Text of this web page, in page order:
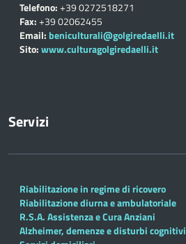
Telefono:+39 0272518271
Fax:+39 02062455
Email: beniculturali@golgiredaelli.it
Sito:www.culturagolgiredaelli.it
Servizi
Riabilitazione in regime di ricovero
Riabilitazione diurna e ambulatoriale
R.S.A. Assistenza e Cura Anziani
Alzheimer, demenze e disturbi cognitivi